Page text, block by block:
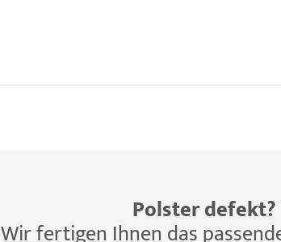
Polster defekt?
Wir fertigen Ihnen das